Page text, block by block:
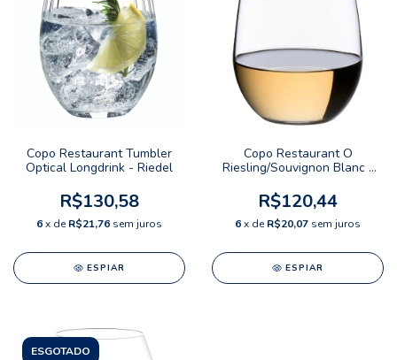
Copo Restaurant Tumbler
Optical Longdrink - Riedel
R$130,58
6x deR$21,76 sem juros
ESPIAR
Copo Restaurant O
Riesling/Souvignon Blanc -
R$120,44
6x deR$20,07 sem juros
ESPIAR
ESGOTADO